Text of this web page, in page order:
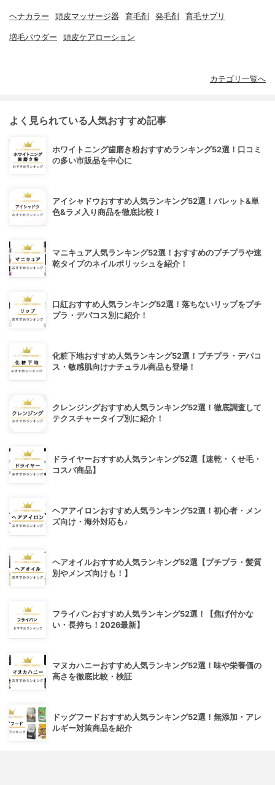
ヘナカラー 頭皮マッサージ器 育毛剤 発毛剤 育毛サプリ
増毛パウダー 頭皮ケアローション
カテゴリ一覧へ
よく見られている人気おすすめ記事
ホワイトニング歯磨き粉おすすめランキング52選！口コミ
の多い市販品を中心に
アイシャドウおすすめ人気ランキング52選！パレット&単
色&ラメ入り商品を徹底比較！
マニキュア人気ランキング52選！おすすめのプチプラや速
乾タイプのネイルポリッシュを紹介！
口紅おすすめ人気ランキング52選！落ちないリップをプチ
プラ・デパコス別に紹介！
化粧下地おすすめ人気ランキング52選！プチプラ・デパコ
ス・敏感肌向けナチュラル商品も登場！
クレンジングおすすめ人気ランキング52選！徹底調査して
テクスチャータイプ別に紹介！
ドライヤーおすすめ人気ランキング52選【速乾・くせ毛・
コスパ商品】
ヘアアイロンおすすめ人気ランキング52選！初心者・メン
ズ向け・海外対応も♪
ヘアオイルおすすめ人気ランキング52選【プチプラ・髪質
別やメンズ向けも！】
フライパンおすすめ人気ランキング52選！【焦げ付かな
い・長持ち！2026最新】
マヌカハニーおすすめ人気ランキング52選！味や栄養価の
高さを徹底比較・検証
ドッグフードおすすめ人気ランキング52選！無添加・アレ
ルギー対策商品を紹介